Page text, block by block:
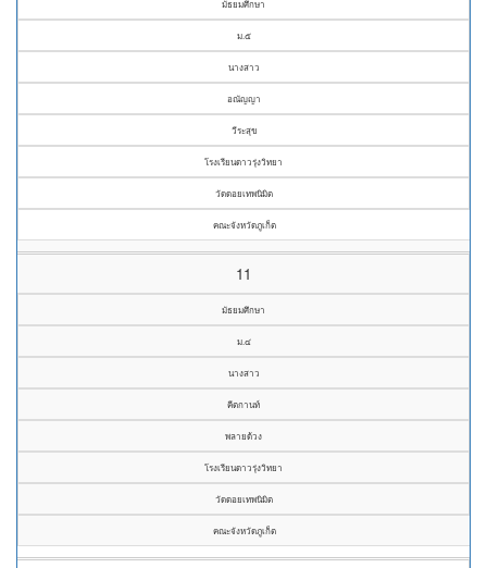
มัธยมศึกษา
ม.๕
นางสาว
อณัญญา
วีระสุข
โรงเรียนดาวรุ่งวิทยา
วัดดอยเทพนิมิต
คณะจังหวัดภูเก็ต
11
มัธยมศึกษา
ม.๔
นางสาว
คีตกานท์
พลายด้วง
โรงเรียนดาวรุ่งวิทยา
วัดดอยเทพนิมิต
คณะจังหวัดภูเก็ต